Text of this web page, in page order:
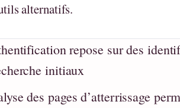
alternatifs.
repose sur des
initiaux
des pages d’atterrissage